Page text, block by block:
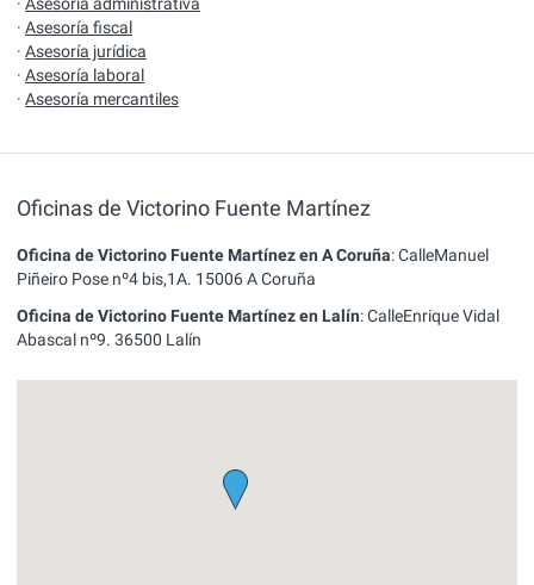
· Asesoría fiscal
· Asesoría jurídica
· Asesoría laboral
· Asesoría mercantiles
Oficinas de Victorino Fuente Martínez
Oficina de Victorino Fuente Martínez en A Coruña:CalleManuel
Piñeiro Pose nº4 bis,1A. 15006A Coruña
Oficina de Victorino Fuente Martínez en Lalín:CalleEnrique Vidal
Abascal nº9. 36500 Lalín